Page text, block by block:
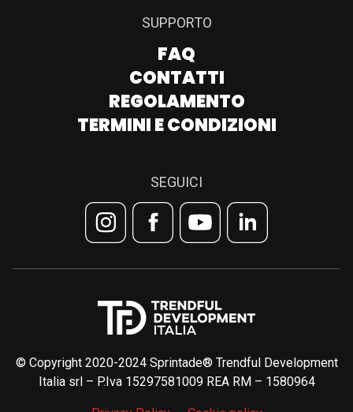
SEGUICI
SUPPORTO
FAQ
CONTATTI
REGOLAMENTO
TERMINI E CONDIZIONI
© Copyright 2020-2024 Sprintade® Trendful Development
Italia srl – P.Iva 15297581009 REA RM – 1580964